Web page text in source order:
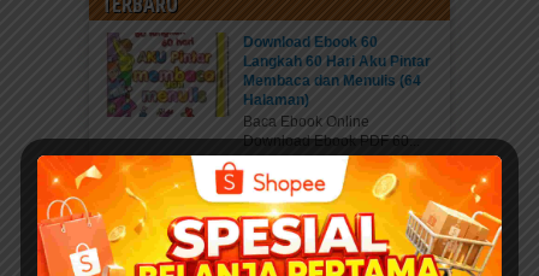
Download Ebook 60
Langkah 60 Hari Aku Pintar
Membaca dan Menulis (64
Halaman)
Baca Ebook Online
Download Ebook PDF 60...
Kisah Menakjubkan 25 Nabi
dan Rasul
Pahala Sedekah jariyah
ebook PDF “Kisah...